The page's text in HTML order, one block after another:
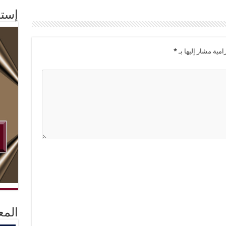
مشار إليها بـ*